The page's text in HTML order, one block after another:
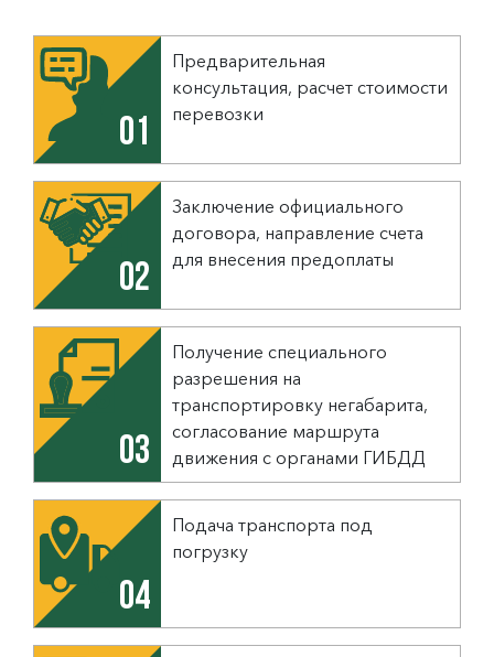
01
Предварительная
консультация, расчет стоимости
перевозки
02
Заключение официального
договора, направление счета
для внесения предоплаты
03
Получение специального
разрешения на
транспортировку негабарита,
согласование маршрута
движения с органами ГИБДД
04
Подача транспорта под
погрузку